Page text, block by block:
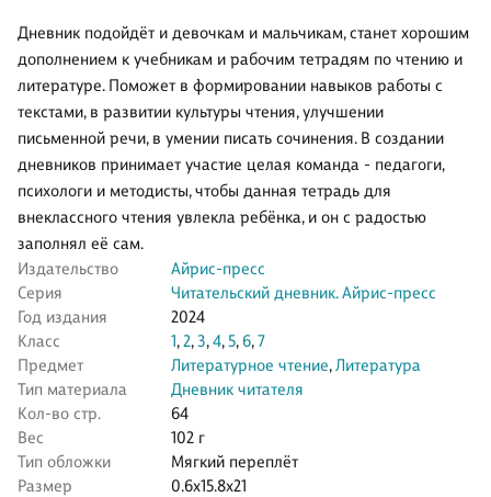
Дневник подойдёт и девочкам и мальчикам, станет хорошим
дополнением к учебникам и рабочим тетрадям по чтению и
литературе. Поможет в формировании навыков работы с
текстами, в развитии культуры чтения, улучшении
письменной речи, в умении писать сочинения. В создании
дневников принимает участие целая команда - педагоги,
психологи и методисты, чтобы данная тетрадь для
внеклассного чтения увлекла ребёнка, и он с радостью
заполнял её сам.
Издательство
Айрис-пресс
Серия
Читательский дневник. Айрис-пресс
Год издания
2024
Класс
1,2,3,4,5,6,7
Предмет
Литературное чтение,Литература
Тип материала
Дневник читателя
Кол-во стр.
64
Вес
102 г
Тип обложки
Мягкий переплёт
Размер
0.6x15.8x21